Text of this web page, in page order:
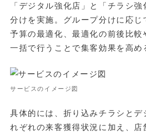
「デジタル強化店」と「チラシ
分けを実施。グループ分けに応じ
予算の最適化、最適化の前後比較
一括で行うことで集客効果を高め
サービスのイメージ図
具体的には、折り込みチラシとデ
れぞれの来客獲得状況に加え、店